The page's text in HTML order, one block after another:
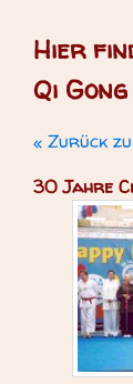
Hier
Qi
« Zurück
30 Jahre